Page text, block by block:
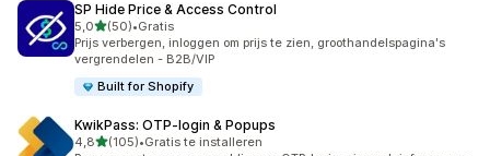
SP Hide Price & Access Control
5,0van 5 sterren
(50)
50 recensies in totaal
•Gratis
Prijs verbergen, inloggen om prijs te zien, groothandelspagina's
vergrendelen - B2B/VIP
Built for Shopify
KwikPass: OTP‑login & Popups
4,8van 5 sterren
(105)
105 recensies in totaal
•Gratis te installeren